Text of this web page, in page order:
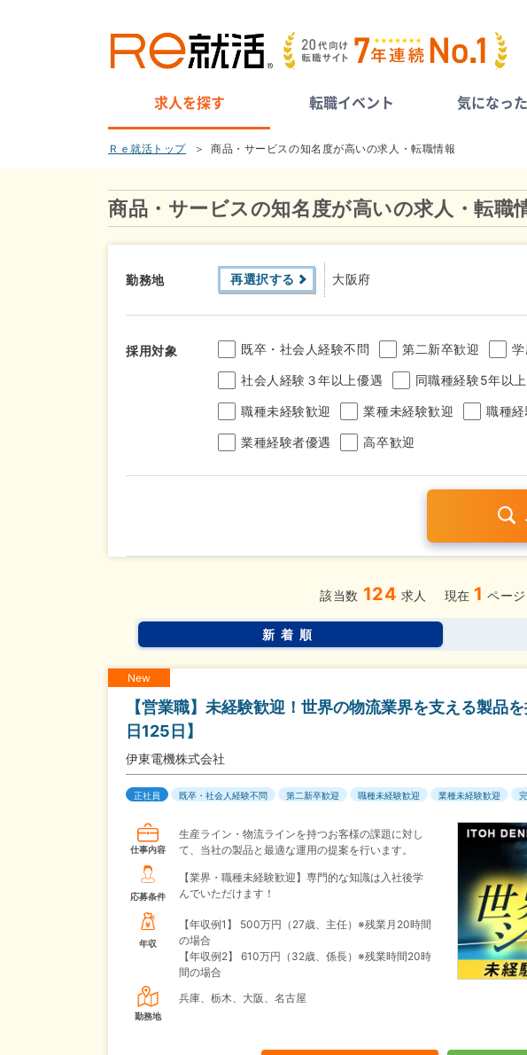
求人を探す 転職イベント 気になっ
Ｒｅ就活トップ 商品・サービスの知名度が高いの求人・転職情報
商品・サービスの知名度が高いの求人・転職
勤務地 再選択する 大阪府
採用対象 既卒・社会人経験不問 第二新卒歓迎
社会人経験３年以上優遇 同職種経験5年以上
職種未経験歓迎 業種未経験歓迎 職種
業種経験者優遇 高卒歓迎
完全週休2日制 年間休日120日以上 残
土日面接OK 書類選考なし
該当数 124 求人 現在 1 ペー
新着順
New
【営業職】未経験歓迎！世界の物流業界を支える製品
日125日】
伊東電機株式会社
正社員 既卒・社会人経験不問 第二新卒歓迎 職種未経験歓迎 業種未経験歓迎
仕事内容
生産ライン・物流ラインを持つお客様の課題に対し
て、当社の製品と最適な運用の提案を行います。
応募条件
【業界・職種未経験歓迎】専門的な知識は入社後学
んでいただけます！
年収
【年収例1】
500万円（27歳、主任）※残業月20時間
の場合
【年収例2】
610万円（32歳、係長）※残業時間20時
間の場合
勤務地
兵庫、栃木、大阪、名古屋